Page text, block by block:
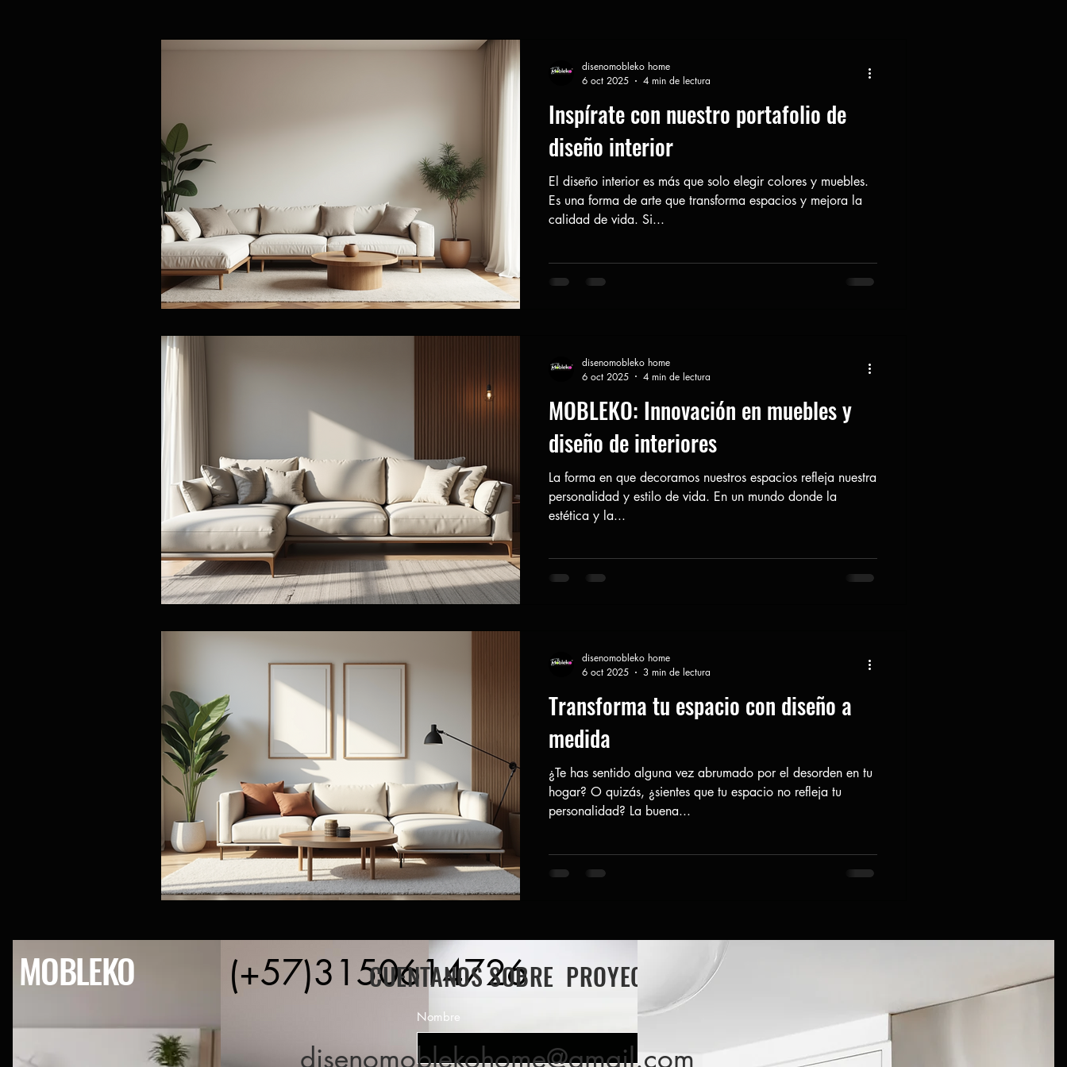
Inspírate con nuestro portafolio de
diseño interior
El diseño interior es más que solo elegir colores y muebles.
Es una forma de arte que transforma espacios y mejora la
calidad de vida. Si...
disenomobleko home
6 oct 2025
4 min de lectura
MOBLEKO: Innovación en muebles y
diseño de interiores
La forma en que decoramos nuestros espacios refleja nuestra
personalidad y estilo de vida. En un mundo donde la
estética y la...
disenomobleko home
6 oct 2025
4 min de lectura
Transforma tu espacio con diseño a
medida
¿Te has sentido alguna vez abrumado por el desorden en tu
hogar? O quizás, ¿sientes que tu espacio no refleja tu
personalidad? La buena...
disenomobleko home
6 oct 2025
3 min de lectura
MOBLEKO (+57)3150614726
CUENTANOS SOBRE PROYECTO
Nombre
disenomoblekohome@gmail.com